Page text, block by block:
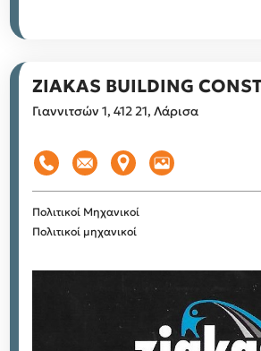
ZIAKAS BUILDING
Γιαννιτσών 1, 412 21, Λάρισα
Πολιτικοί Μηχανικοί
Πολιτικοί μηχανικοί